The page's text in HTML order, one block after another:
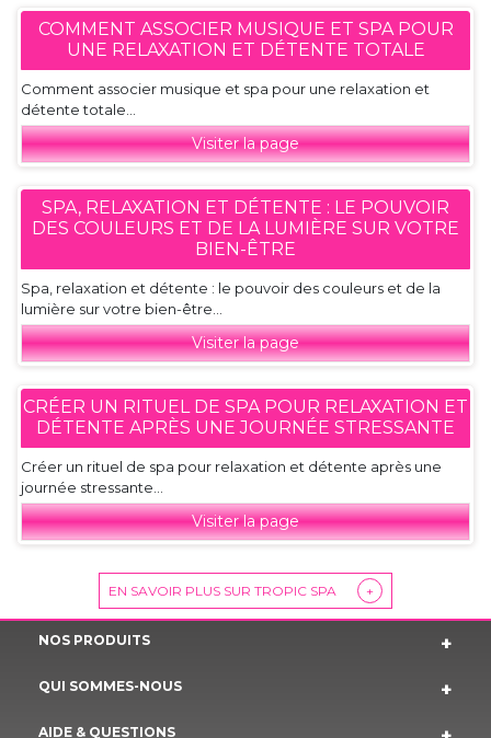
COMMENT ASSOCIER MUSIQUE ET SPA POUR
UNE RELAXATION ET DÉTENTE TOTALE
Comment associer musique et spa pour une relaxation et
détente totale...
Visiter la page
SPA, RELAXATION ET DÉTENTE : LE POUVOIR
DES COULEURS ET DE LA LUMIÈRE SUR VOTRE
BIEN-ÊTRE
Spa, relaxation et détente : le pouvoir des couleurs et de la
lumière sur votre bien-être...
Visiter la page
CRÉER UN RITUEL DE SPA POUR RELAXATION ET
DÉTENTE APRÈS UNE JOURNÉE STRESSANTE
Créer un rituel de spa pour relaxation et détente après une
journée stressante...
Visiter la page
EN SAVOIR PLUS SUR TROPIC SPA +
NOS PRODUITS
QUI SOMMES-NOUS
AIDE & QUESTIONS